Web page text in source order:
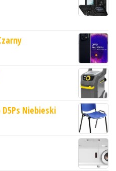
Niebieski